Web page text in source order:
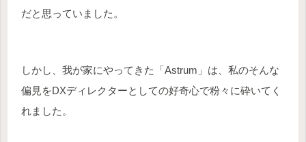
だと思っていました。
しかし、我が家にやってきた「Astrum」は、私のそんな
偏見をDXディレクターとしての好奇心で粉々に砕いてく
れました。